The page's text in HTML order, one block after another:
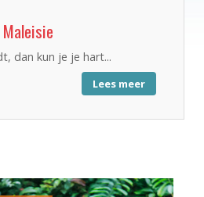
dan kun je je hart...
Lees meer